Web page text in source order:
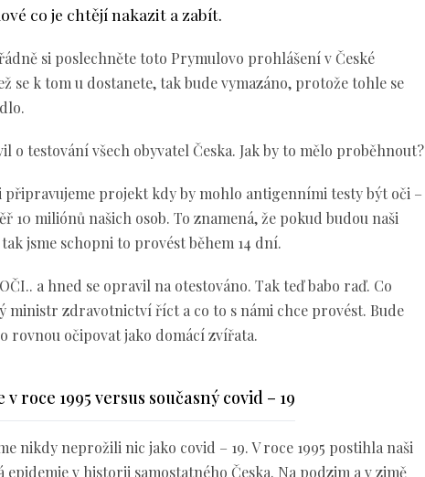
co je chtějí nakazit a zabít.
si poslechněte toto Prymulovo prohlášení v České
se k tom u dostanete, tak bude vymazáno, protože tohle se
o testování všech obyvatel Česka. Jak by to mělo proběhnout?
připravujeme projekt kdy by mohlo antigenními testy být oči –
10 miliónů našich osob. To znamená, že pokud budou naši
jsme schopni to provést během 14 dní.
a hned se opravil na otestováno. Tak teď babo raď. Co
ministr zdravotnictví říct a co to s námi chce provést. Bude
rovnou očipovat jako domácí zvířata.
roce 1995 versus současný covid – 19
nikdy neprožili nic jako covid – 19. V roce 1995 postihla naši
v historii samostatného Česka. Na podzim a v zimě